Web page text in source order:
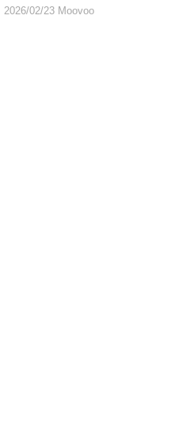
2026/02/23 Moovoo